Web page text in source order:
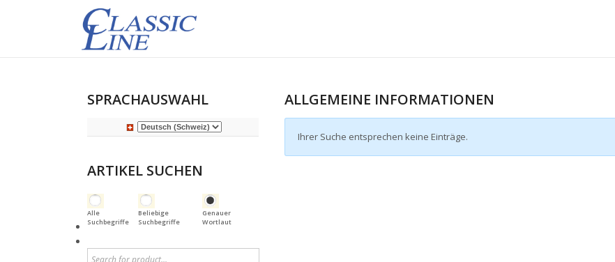
SPRACHAUSWAHL
ARTIKEL SUCHEN
Alle
Suchbegriffe
Beliebige
Suchbegriffe
Genauer
Wortlaut
ALLGEMEINE INFORMATIONEN
Ihrer Suche entsprechen keine Einträge.